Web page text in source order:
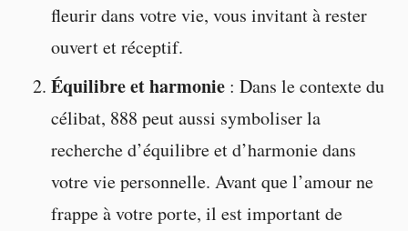
fleurir dans votre vie, vous invitant à rester
ouvert et réceptif.
Équilibre et harmonie: Dans le contexte du
célibat, 888 peut aussi symboliser la
recherche d’équilibre et d’harmonie dans
votre vie personnelle. Avant que l’amour ne
frappe à votre porte, il est important de